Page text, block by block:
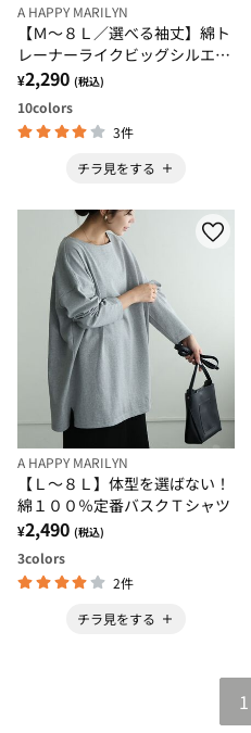
A HAPPY MARILYN
【Ｍ～８Ｌ／選べる袖丈】綿ト
レーナーライクビッグシルエッ
トＴシャツ
¥2,290 (税込)
10colors
3件
チラ見をする
A HAPPY MARILYN
【Ｌ～８Ｌ】体型を選ばない！
綿１００％定番バスクＴシャツ
¥2,490 (税込)
3colors
2件
チラ見をする
1